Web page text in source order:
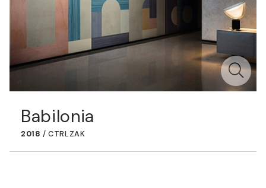
Babilonia
2018 / CTRLZAK